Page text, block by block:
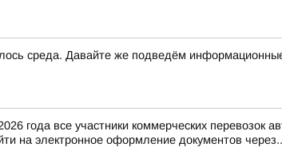
среда. Давайте же подведём
года все участники коммерческих
на электронное оформление документов